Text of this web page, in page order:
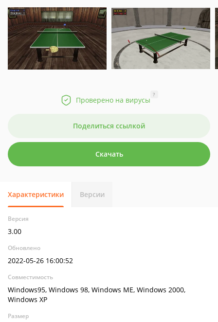
Проверено на вирусы
?
Поделиться ссылкой
Скачать
Характеристики Версии
Версия
3.00
Обновлено
2022-05-26 16:00:52
Совместимость
Windows95, Windows 98, Windows ME, Windows 2000,
Windows XP
Размер